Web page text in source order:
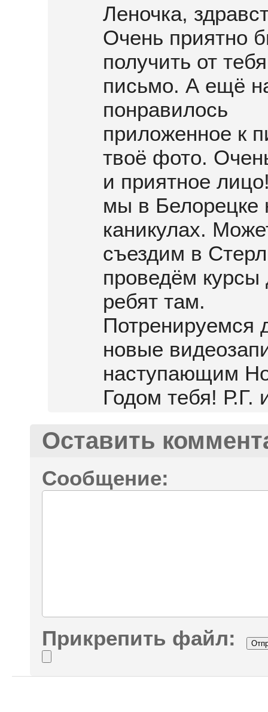
Леночка,
Очень приятно
получить от
письмо. А ещё
понравилось
приложенное к
твоё фото.
и приятное
мы в Белорецке
каникулах.
съездим в
проведём курсы
ребят там.
Потренируемся
новые
наступающим
Годом тебя! Р.Г.
Оставить
Сообщение:
Прикрепить файл: